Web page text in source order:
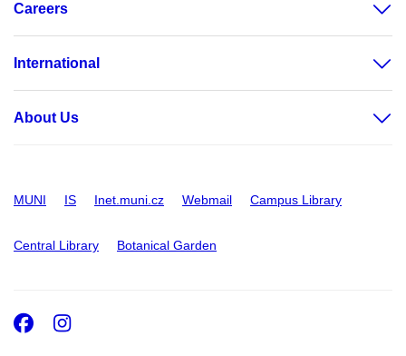
Careers
International
About Us
MUNI IS Inet.muni.cz Webmail Campus Library
Central Library Botanical Garden
Facebook
Instagram